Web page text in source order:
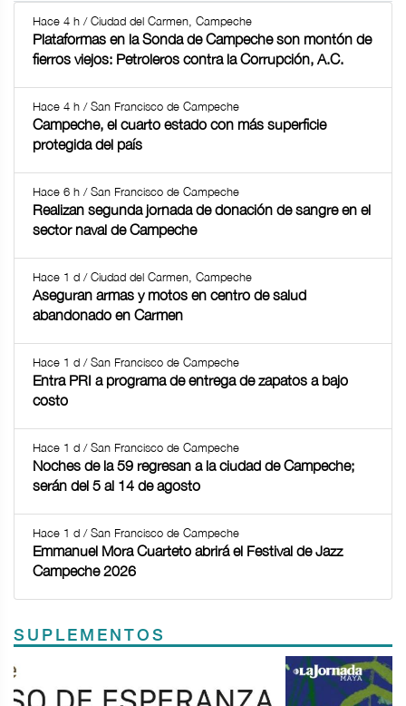
Hace 4 h / Ciudad del Carmen, Campeche
Plataformas en la Sonda de Campeche son montón de
fierros viejos: Petroleros contra la Corrupción, A.C.
Hace 4 h / San Francisco de Campeche
Campeche, el cuarto estado con más superficie
protegida del país
Hace 6 h / San Francisco de Campeche
Realizan segunda jornada de donación de sangre en el
sector naval de Campeche
Hace 1 d / Ciudad del Carmen, Campeche
Aseguran armas y motos en centro de salud
abandonado en Carmen
Hace 1 d / San Francisco de Campeche
Entra PRI a programa de entrega de zapatos a bajo
costo
Hace 1 d / San Francisco de Campeche
Noches de la 59 regresan a la ciudad de Campeche;
serán del 5 al 14 de agosto
Hace 1 d / San Francisco de Campeche
Emmanuel Mora Cuarteto abrirá el Festival de Jazz
Campeche 2026
SUPLEMENTOS